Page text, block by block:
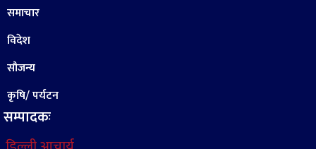
समाचार
विदेश
सौजन्य
कृषि/ पर्यटन
सम्पादकः